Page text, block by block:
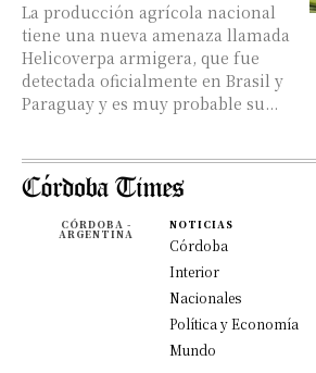
La producción agrícola nacional
tiene una nueva amenaza llamada
Helicoverpa armigera, que fue
detectada oficialmente en Brasil y
Paraguay y es muy probable su...
CÓRDOBA -
ARGENTINA
NOTICIAS
Córdoba
Interior
Nacionales
Política y Economía
Mundo